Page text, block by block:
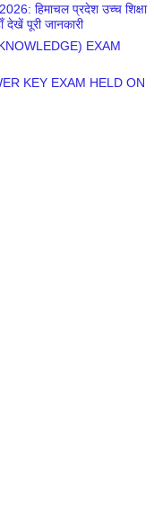
हिमाचल प्रदेश उच्च शिक्षा
देखें पूरी जानकारी
EXAM
KEY EXAM HELD ON